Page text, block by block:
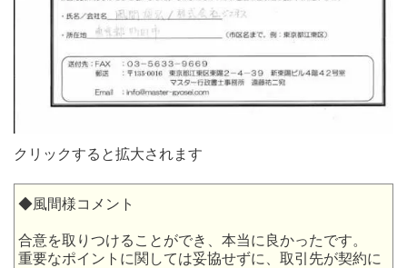
クリックすると拡大されます
◆風間様コメント
合意を取りつけることができ、本当に良かったです。
重要なポイントに関しては妥協せずに、取引先が契約に